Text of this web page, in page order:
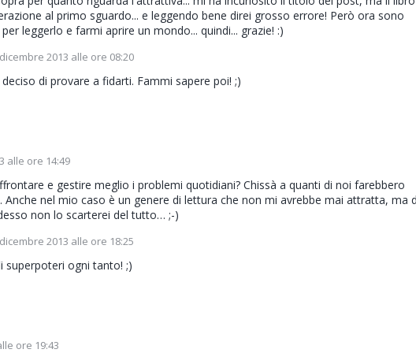
al primo sguardo... e leggendo bene direi grosso errore! Però ora sono
leggerlo e farmi aprire un mondo... quindi... grazie! :)
2013 alle ore 08:20
di provare a fidarti. Fammi sapere poi! ;)
alle ore 14:49
e gestire meglio i problemi quotidiani? Chissà a quanti di noi farebbero
nel mio caso è un genere di lettura che non mi avrebbe mai attratta, ma
non lo scarterei del tutto… ;-)
2013 alle ore 18:25
superpoteri ogni tanto! ;)
ore 19:43